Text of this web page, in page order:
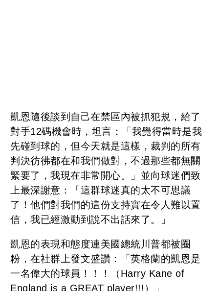
凱恩隨後談到自己在禁區內被抓犯規，給了
對手12碼機會時，坦言：「我覺得當時是我
先碰到球的，但今天就是這樣，裁判的所有
判決彷彿都在和我們做對，不過那些都無關
緊要了，我現在非常開心。」並向球迷們致
上最深謝意：「這群球迷真的太不可思議
了！他們對我們的這份支持實在令人難以置
信，我已經激動到說不出話來了。」
凱恩的表現和態度連美國總統川普都被圈
粉，在社群上發文盛讚：「英格蘭的凱恩是
一名偉大的球員！！！（Harry Kane of
England is a GREAT player!!!）」